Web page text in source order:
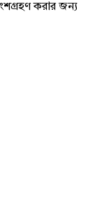
করার জন্য